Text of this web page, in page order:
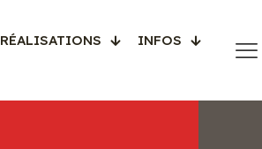
RÉALISATIONS
INFOS